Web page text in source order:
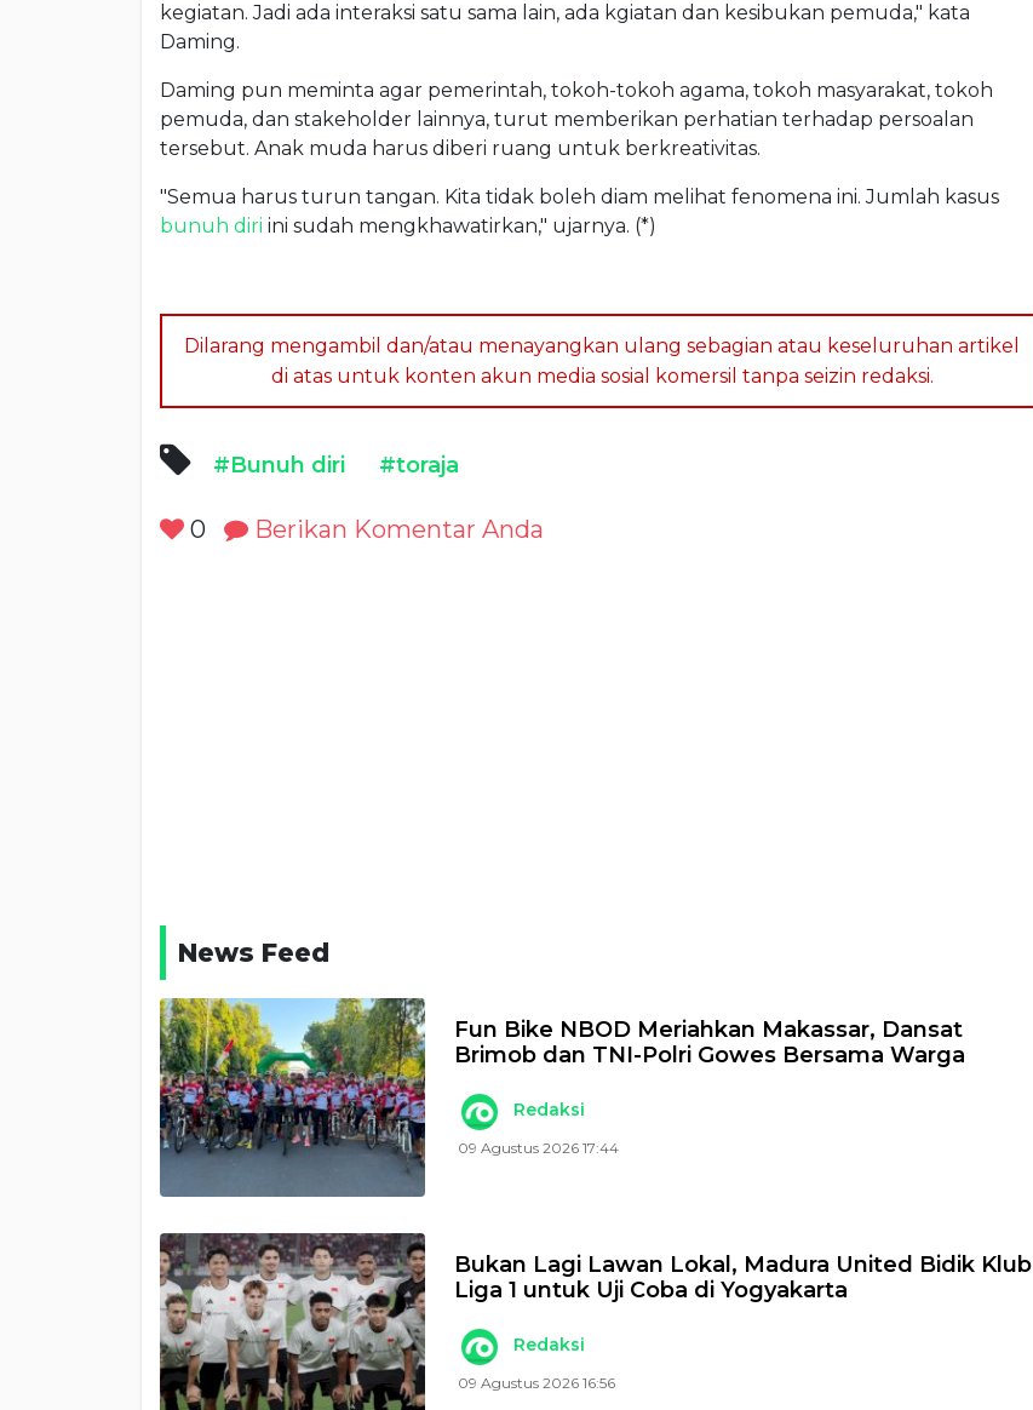
kegiatan. Jadi ada interaksi satu sama lain, ada kgiatan dan kesibukan pemuda," kata
Daming.
Daming pun meminta agar pemerintah, tokoh-tokoh agama, tokoh masyarakat, tokoh
pemuda, dan stakeholder lainnya, turut memberikan perhatian terhadap persoalan
tersebut. Anak muda harus diberi ruang untuk berkreativitas.
"Semua harus turun tangan. Kita tidak boleh diam melihat fenomena ini. Jumlah kasus
bunuh diri ini sudah mengkhawatirkan," ujarnya. (*)
Dilarang mengambil dan/atau menayangkan ulang sebagian atau keseluruhan artikel
di atas untuk konten akun media sosial komersil tanpa seizin redaksi.
#Bunuh diri #toraja
0 Berikan Komentar Anda
News Feed
Fun Bike NBOD Meriahkan Makassar, Dansat
Brimob dan TNI-Polri Gowes Bersama Warga
Redaksi
09 Agustus 2026 17:44
Bukan Lagi Lawan Lokal, Madura United Bidik Klub
Liga 1 untuk Uji Coba di Yogyakarta
Redaksi
09 Agustus 2026 16:56